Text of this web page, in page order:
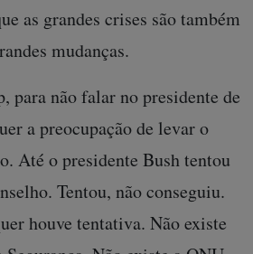
as grandes crises são também
mudanças.
para não falar no presidente de
a preocupação de levar o
Até o presidente Bush tentou
Tentou, não conseguiu.
houve tentativa. Não existe